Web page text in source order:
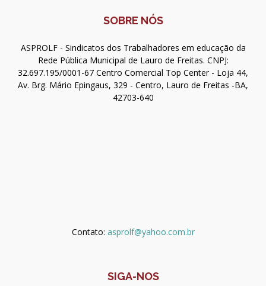
SOBRE NÓS
ASPROLF - Sindicatos dos Trabalhadores em educação da
Rede Pública Municipal de Lauro de Freitas. CNPJ:
32.697.195/0001-67 Centro Comercial Top Center - Loja 44,
Av. Brg. Mário Epingaus, 329 - Centro, Lauro de Freitas -BA,
42703-640
Contato: asprolf@yahoo.com.br
SIGA-NOS